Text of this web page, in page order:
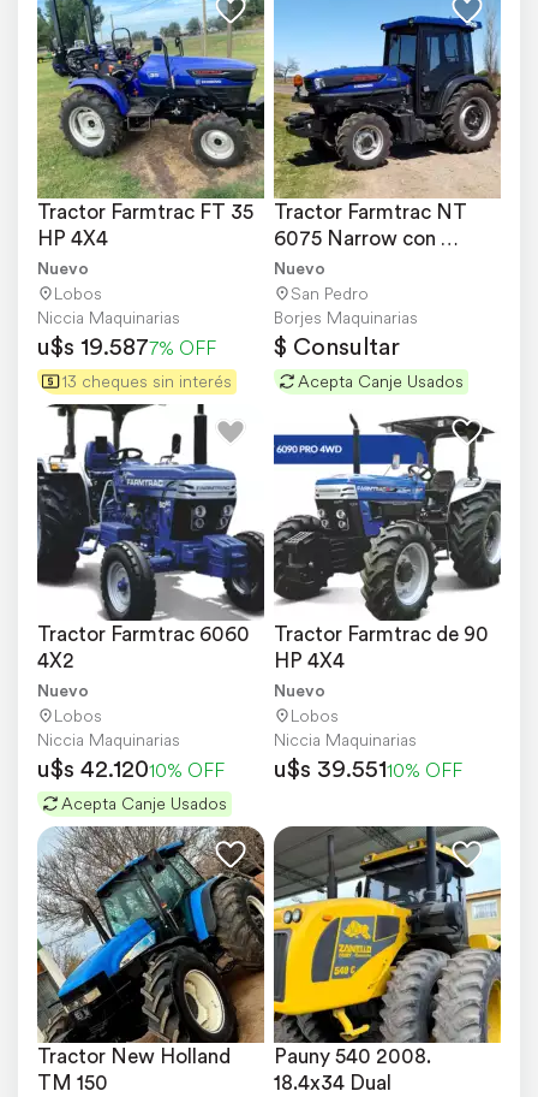
Tractor Farmtrac FT 35
HP 4X4
Nuevo
Lobos
Niccia Maquinarias
u$s 19.5877% OFF
13 cheques sin interés
Tractor Farmtrac NT
6075 Narrow con
Cabina de 75 HP
Nuevo
San Pedro
Borjes Maquinarias
$ Consultar
Acepta Canje Usados
Tractor Farmtrac 6060
4X2
Nuevo
Lobos
Niccia Maquinarias
u$s 42.12010% OFF
Acepta Canje Usados
Tractor Farmtrac de 90
HP 4X4
Nuevo
Lobos
Niccia Maquinarias
u$s 39.55110% OFF
Tractor New Holland
TM 150
Pauny 540 2008.
18.4x34 Dual